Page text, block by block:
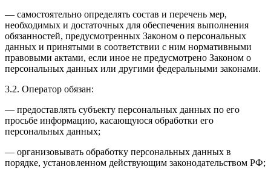
— самостоятельно определять состав и перечень мер,
необходимых и достаточных для обеспечения выполнения
обязанностей, предусмотренных Законом о персональных
данных и принятыми в соответствии с ним нормативными
правовыми актами, если иное не предусмотрено Законом о
персональных данных или другими федеральными законами.
3.2. Оператор обязан:
— предоставлять субъекту персональных данных по его
просьбе информацию, касающуюся обработки его
персональных данных;
— организовывать обработку персональных данных в
порядке, установленном действующим законодательством РФ;